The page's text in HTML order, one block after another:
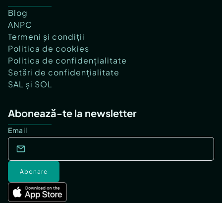
Blog
ANPC
Termeni și condiții
Politica de cookies
Politica de confidențialitate
Setări de confidențialitate
SAL și SOL
Abonează-te la newsletter
Email
Abonare